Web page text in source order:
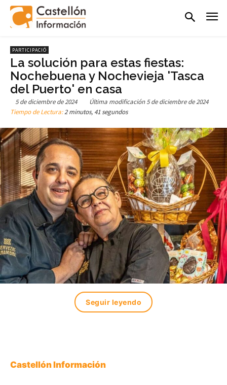
PARTICIPACIÓ
La solución para estas fiestas:
Nochebuena y Nochevieja 'Tasca
del Puerto' en casa
5 de diciembre de 2024 Última modificación 5 de diciembre de 2024
Tiempo de Lectura:2 minutos, 41 segundos
Seguir leyendo
Castellón Información